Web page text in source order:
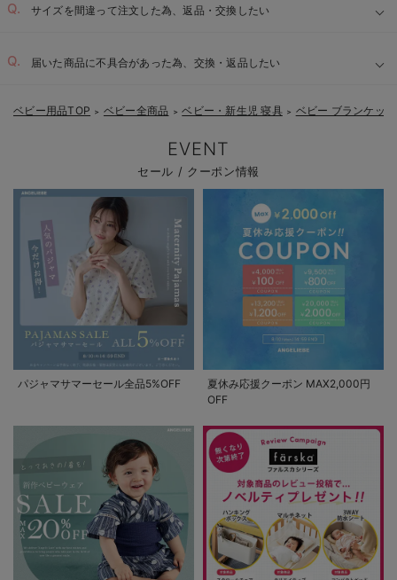
サイズを間違って注文した為、返品・交換したい
届いた商品に不具合があった為、交換・返品したい
ベビー用品TOP ＞ ベビー全商品 ＞ ベビー・新生児 寝具 ＞ ベビー ブランケッ
EVENT
セール / クーポン情報
パジャマサマーセール全品5%OFF
夏休み応援クーポン MAX2,000円
OFF